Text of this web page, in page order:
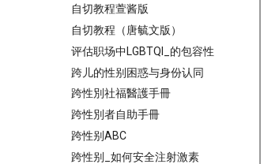
自切教程萱酱版
自切教程（唐毓文版）
评估职场中LGBTQI_的包容性
跨儿的性别困惑与身份认同
跨性別社福醫護手冊
跨性別者自助手冊
跨性别ABC
跨性别_如何安全注射激素